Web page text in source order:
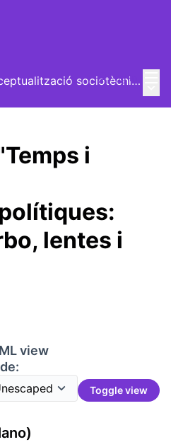
Log inEl Vector (vector de conceptualització sociotècnica)
i
lentes i
view
Toggle view